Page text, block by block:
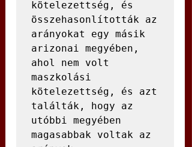
kötelezettség, és
összehasonlították az
arányokat egy másik
arizonai megyében,
ahol nem volt
maszkolási
kötelezettség, és azt
találták, hogy az
utóbbi megyében
magasabbak voltak az